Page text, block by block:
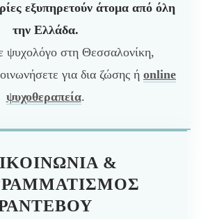
εξυπηρετούν άτομα από όλη
την Ελλάδα.
ψυχολόγο στη Θεσσαλονίκη,
για δια ζώσης ή online
ψυχοθεραπεία.
&